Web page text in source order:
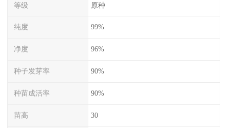
等级 原种
纯度 99%
净度 96%
种子发芽率 90%
种苗成活率 90%
苗高 30